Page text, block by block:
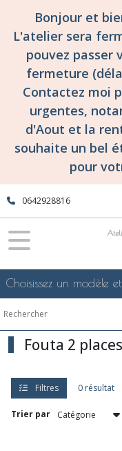
Bonjour et
L'atelier sera
pouvez passer
fermeture
Contactez moi
urgentes,
d'Aout et la
souhaite un bel
pour
0642928816
Fouta 2
Filtres 0 résultat
Trier par
Fermer
FILTRES
Tous
produits
Confections
surmesure
et
personnalisées
la
famille!
LINGE
DE
1
place
2m)
(2)